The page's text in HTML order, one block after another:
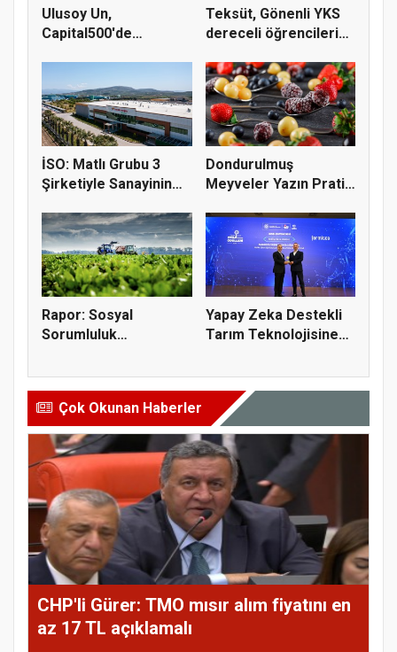
Ulusoy Un,
Capital500'de
Teksüt, Gönenli YKS
dereceli öğrencileri
İSO: Matlı Grubu 3
Şirketiyle Sanayinin
Dondurulmuş
Meyveler Yazın Pratik
Rapor: Sosyal
Sorumluluk
Yapay Zeka Destekli
Tarım Teknolojisine
Çok Okunan Haberler
CHP'li Gürer: TMO mısır alım fiyatını en
az 17 TL açıklamalı